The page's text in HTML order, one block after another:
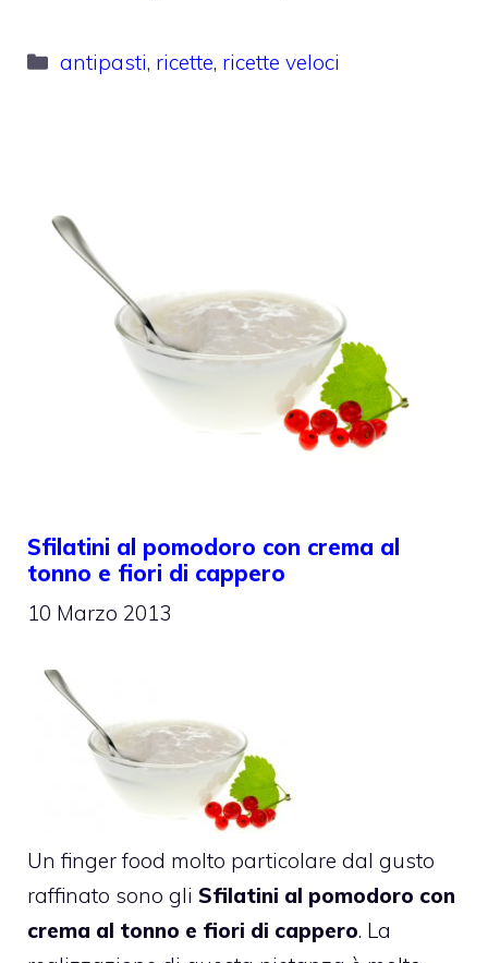
Categorie
antipasti, ricette, ricette veloci
Sfilatini al pomodoro con crema al
tonno e fiori di cappero
10 Marzo 2013
Un finger food molto particolare dal gusto
raffinato sono gli Sfilatini al pomodoro con
crema al tonno e fiori di cappero. La